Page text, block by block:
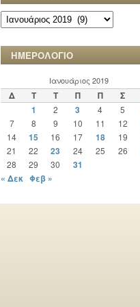
ΑΡΧΕΙΟ
ΧΡΟΝΙΚΩΝ
ΗΜΕΡΟΛΟΓΙΟ
Ιανουάριος 2019
Δ Τ Τ Π Π Σ
1
2 3 4 5
7 8 9 10 11 12
14 15 16 17 18 19
21
22 23 24 25 26
28 29 30
31
« Δεκ Φεβ »